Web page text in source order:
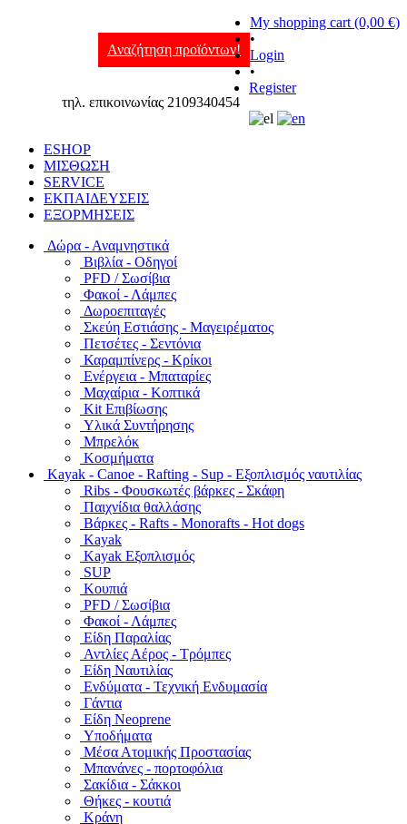
Αναζήτηση προϊόντων!
τηλ. επικοινωνίας 2109340454
My shopping cart (0,00 €)
•
Login
•
Register
ESHOP
ΜΙΣΘΩΣΗ
SERVICE
ΕΚΠΑΙΔΕΥΣΕΙΣ
ΕΞΟΡΜΗΣΕΙΣ
Δώρα - Αναμνηστικά
Βιβλία - Οδηγοί
PFD / Σωσίβια
Φακοί - Λάμπες
Δωροεπιταγές
Σκεύη Εστιάσης - Μαγειρέματος
Πετσέτες - Σεντόνια
Καραμπίνερς - Κρίκοι
Ενέργεια - Μπαταρίες
Μαχαίρια - Κοπτικά
Kit Επιβίωσης
Υλικά Συντήρησης
Μπρελόκ
Κοσμήματα
Kayak - Canoe - Rafting - Sup - Εξοπλισμός ναυτιλίας
Ribs - Φουσκωτές βάρκες - Σκάφη
Παιχνίδια θαλλάσης
Βάρκες - Rafts - Monorafts - Hot dogs
Kayak
Kayak Εξοπλισμός
SUP
Κουπιά
PFD / Σωσίβια
Φακοί - Λάμπες
Είδη Παραλίας
Αντλίες Αέρος - Τρόμπες
Είδη Ναυτιλίας
Ενδύματα - Τεχνική Ενδυμασία
Γάντια
Είδη Neoprene
Υποδήματα
Μέσα Ατομικής Προστασίας
Μπανάνες - πορτοφόλια
Σακίδια - Σάκκοι
Θήκες - κουτιά
Κράνη